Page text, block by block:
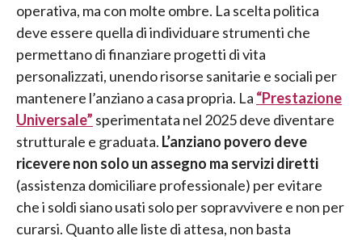
operativa, ma con molte ombre. La scelta politica
deve essere quella di individuare strumenti che
permettano di finanziare progetti di vita
personalizzati, unendo risorse sanitarie e sociali per
mantenere l’anziano a casa propria. La “Prestazione
Universale” sperimentata nel 2025 deve diventare
strutturale e graduata. L’anziano povero deve
ricevere non solo un assegno ma servizi diretti
(assistenza domiciliare professionale) per evitare
che i soldi siano usati solo per sopravvivere e non per
curarsi. Quanto alle liste di attesa, non basta